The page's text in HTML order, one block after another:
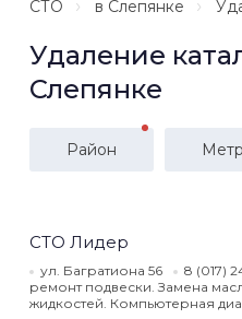
СТО в Слепянке
Удаление
Слепянке
Район
СТО Лидер
ул. Багратиона 56 8 (017)
ремонт подвески. Замена
жидкостей. Компьютерная